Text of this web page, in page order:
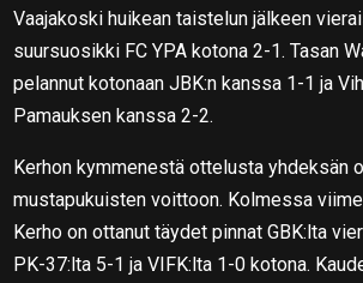
Vaajakoski huikean taistelun jälkeen
suursuosikki FC YPA kotona 2-1. Tasan
pelannut kotonaan JBK:n kanssa 1-1 ja
Pamauksen kanssa 2-2.
Kerhon kymmenestä ottelusta yhdeksän
mustapukuisten voittoon. Kolmessa
Kerho on ottanut täydet pinnat GBK:lta
PK-37:lta 5-1 ja VIFK:lta 1-0 kotona.